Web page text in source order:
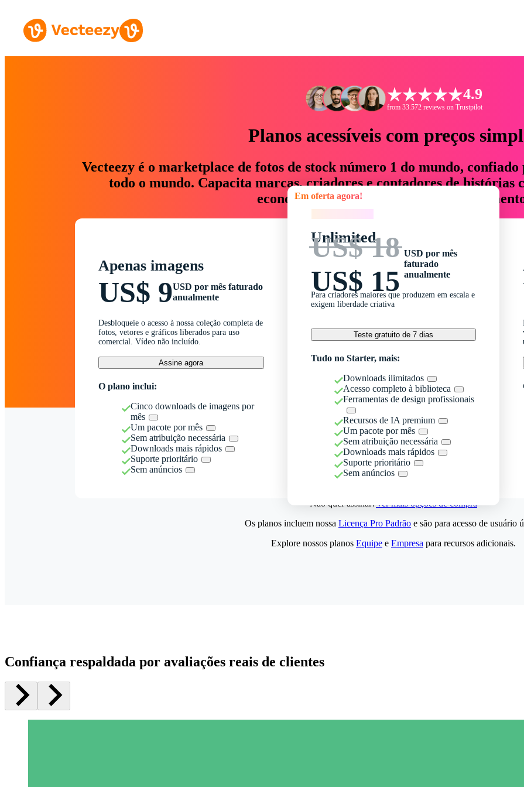
4.9
from 33.572 reviews on Trustpilot
Planos acessíveis com preços
Vecteezy é o marketplace de fotos de stock número 1 do mundo,
todo o mundo. Capacita marcas, criadores e contadores de histórias
economizam até 76% em tempo e
Apenas imagens
US$ 9USD por mês faturado
anualmente
Desbloqueie o acesso à nossa coleção completa de
fotos, vetores e gráficos liberados para uso
comercial. Vídeo não incluído.
Assine agora
O plano inclui:
Cinco downloads de imagens por
mês
Um pacote por mês
Sem atribuição necessária
Downloads mais rápidos
Suporte prioritário
Sem anúncios
Em oferta agora!
Unlimited
US$ 18
US$ 15
USD por mês
faturado
anualmente
Para criadores maiores que produzem em escala e
exigem liberdade criativa
Teste gratuito de 7 dias
Tudo no Starter, mais:
Downloads ilimitados
Acesso completo à biblioteca
Ferramentas de design profissionais
Recursos de IA premium
Um pacote por mês
Sem atribuição necessária
Downloads mais rápidos
Suporte prioritário
Sem anúncios
Não quer assinar?Ver mais opções de compra
Os planos incluem nossa Licença Pro Padrão e são para acesso de usuário
Explore nossos planos Equipe e Empresa para recursos adicionais.
Confiança respaldada por avaliações reais de clientes